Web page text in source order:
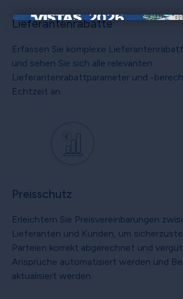
Lieferantenrabatte
Erfassen Sie komplexe
und sehen Sie sich alle relevanten
Lieferantenrabattparameter und -
Echtzeit an.
Preisschutz
Erleichtern Sie Preisvereinbarungen
Lieferanten und Kunden, um
Parteien korrekt abgerechnet und
Ansprüche automatisiert werden und
aktualisiert werden.